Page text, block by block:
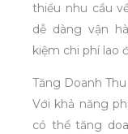
thiểu nhu cầu
dễ dàng vận
kiệm chi phí lao
Tăng Doanh
Với khả năng
có thể tăng